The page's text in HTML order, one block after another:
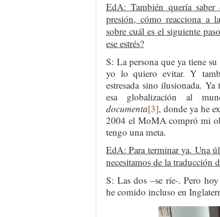
EdA: También quería
presión, cómo reacciona a
sobre cuál es el siguiente
ese estrés?
S: La persona que ya tiene
yo lo quiero evitar. Y
estresada sino ilusionada.
esa globalización al
documenta[3], donde ya he
2004 el MoMA compró mi
tengo una meta.
EdA: Para terminar ya. Una
necesitamos de la traducción
S: Las dos –se ríe-. Pero
he comido incluso en